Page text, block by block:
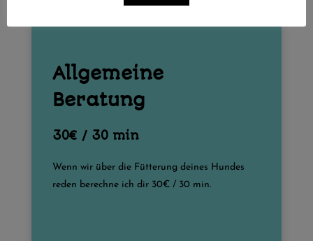
Allgemeine
Beratung
30€ / 30 min
Wenn wir über die Fütterung deines Hundes
reden berechne ich dir 30€ / 30 min.